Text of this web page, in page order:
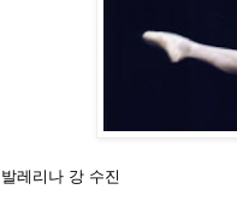
발레리나 강 수진